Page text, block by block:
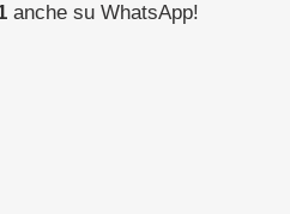
anche su WhatsApp!